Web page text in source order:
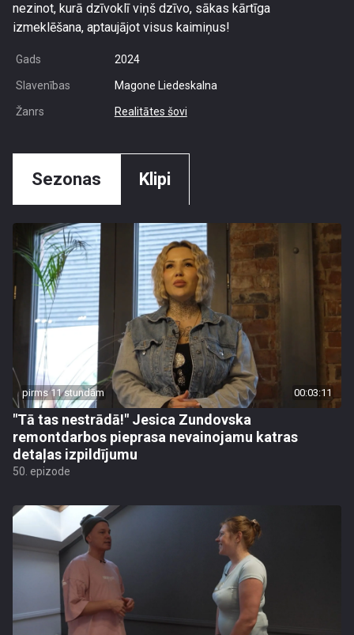
nezinot, kurā dzīvoklī viņš dzīvo, sākas kārtīga
izmeklēšana, aptaujājot visus kaimiņus!
Gads 2024
Slavenības Magone Liedeskalna
Žanrs Realitātes šovi
Sezonas Klipi
pirms 11 stundām 00:03:11
"Tā tas nestrādā!" Jesica Zundovska
remontdarbos pieprasa nevainojamu katras
detaļas izpildījumu
50. epizode